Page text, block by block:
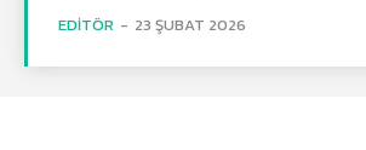
EDITÖR - 23 ŞUBAT 2026